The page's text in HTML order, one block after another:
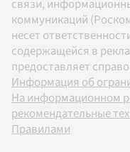
связи,
коммуникаций
несет
содержащейся в
предоставляет
Информация об
На информационном
рекомендательные
Правилами